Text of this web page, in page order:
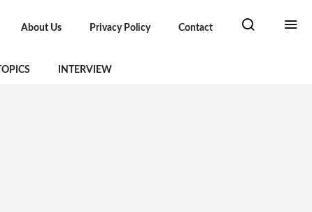
About Us Privacy Policy Contact
TOPICS INTERVIEW